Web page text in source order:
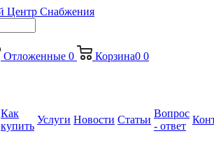
Отложенные 0 Корзина0 0
Как
купить
Услуги Новости Статьи
Вопрос
- ответ